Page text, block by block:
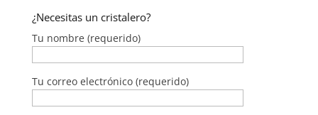
¿Necesitas un cristalero?
Tu nombre (requerido)
Tu correo electrónico (requerido)